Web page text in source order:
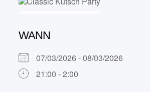
WANN
07/03/2026 - 08/03/2026
21:00 - 2:00